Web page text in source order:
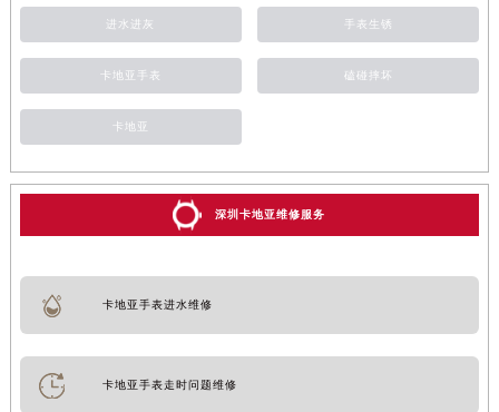
进水进灰 手表生锈
卡地亚手表 磕碰摔坏
卡地亚
深圳卡地亚维修服务
卡地亚手表进水维修
卡地亚手表走时问题维修